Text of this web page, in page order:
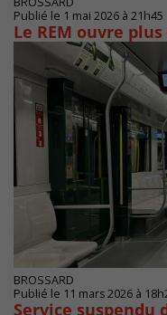
Publié le 1 mai 2026 à 21h45
Le REM ouvre
BROSSARD
Publié le 11 mars 2026 à
Service suspendu